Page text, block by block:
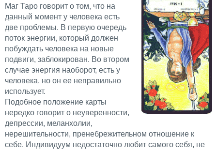
Маг Таро говорит о том, что на
данный момент у человека есть
две проблемы. В первую очередь
поток энергии, который должен
побуждать человека на новые
подвиги, заблокирован. Во втором
случае энергия наоборот, есть у
человека, но он ее неправильно
использует.
Подобное положение карты
нередко говорит о неуверенности,
депрессии, меланхолии,
нерешительности, пренебрежительном отношение к
себе. Индивидуум недостаточно любит самого себя, не